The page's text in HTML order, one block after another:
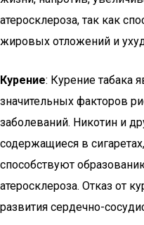
атеросклероза, так как
жировых отложений и
Курение: Курение табака
значительных факторов
заболеваний. Никотин и
содержащиеся в
способствуют
атеросклероза. Отказ от
развития сердечно-